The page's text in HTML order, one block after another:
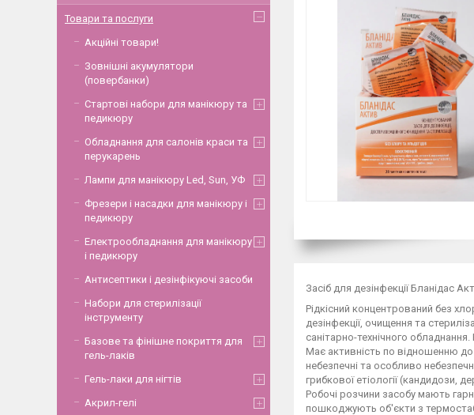
Засіб для дезінфекції Бланідас
Рідкісний концентрований без
дезінфекції, очищення та
санітарно-технічного
Має активність по відношенню до
небезпечні та особливо
грибкової етіології (кандидози,
Робочі розчини засобу мають
пошкоджують об'єкти з
Товари та послуги
Акційні товари!
Зовнішні акумулятори
(повербанки)
Стартові набори для манікюру та
педикюру
Обладнання для салонів краси та
перукарень
Лампи для манікюру Led, Sun, УФ
Фрезери і насадки для манікюру і
педикюру
Електрообладнання для манікюру
і педикюру
Антисептики і дезінфікуючі засоби
Набори для стерилізації
інструменту
Базове та фінішне покриття для
гель-лаків
Гель-лаки для нігтів
Акрил-гелі